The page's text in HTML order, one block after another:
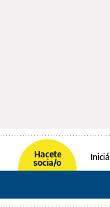
Hacete
socia/o